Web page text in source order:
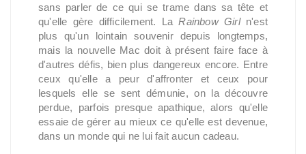
sans parler de ce qui se trame dans sa tête et
qu'elle gère difficilement. LaRainbow Girl n'est
plus qu'un lointain souvenir depuis longtemps,
mais la nouvelle Mac doit à présent faire face à
d'autres défis, bien plus dangereux encore. Entre
ceux qu'elle a peur d'affronter et ceux pour
lesquels elle se sent démunie, on la découvre
perdue, parfois presque apathique, alors qu'elle
essaie de gérer au mieux ce qu'elle est devenue,
dans un monde qui ne lui fait aucun cadeau.